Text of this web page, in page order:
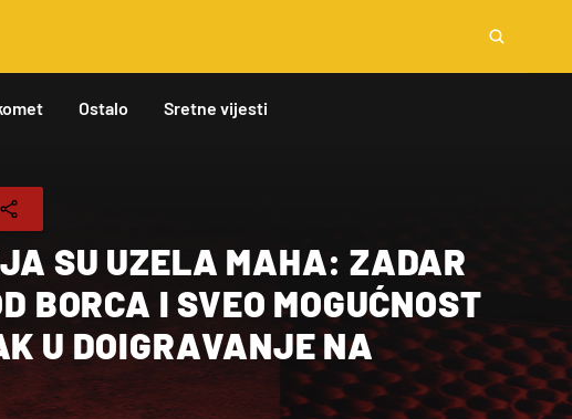
Ostalo Sretne vijesti
SU UZELA MAHA: ZADAR
BORCA I SVEO MOGUĆNOST
U DOIGRAVANJE NA